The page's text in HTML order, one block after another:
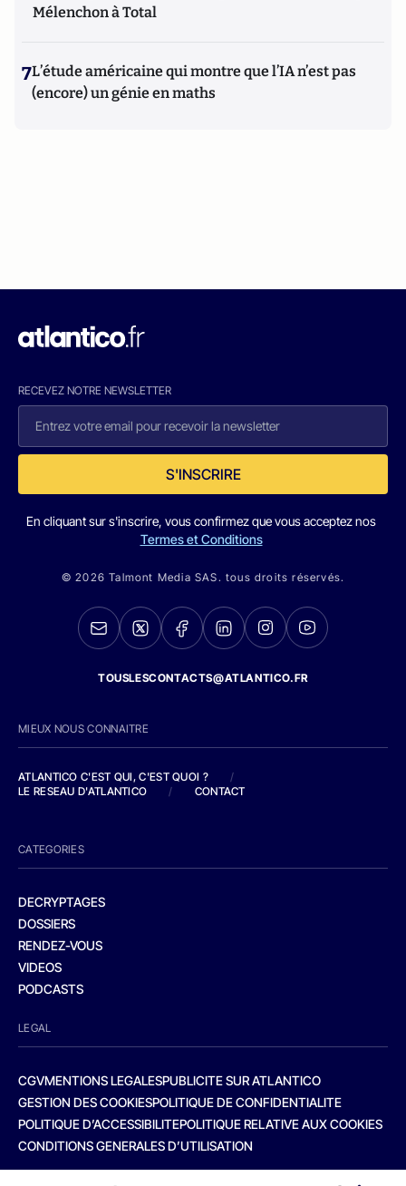
Mélenchon à Total
7L’étude américaine qui montre que l’IA n’est pas
(encore) un génie en maths
RECEVEZ NOTRE NEWSLETTER
S'INSCRIRE
En cliquant sur s'inscrire, vous confirmez que vous acceptez nos
Termes et Conditions
© 2026 Talmont Media SAS. tous droits réservés.
TOUSLESCONTACTS@ATLANTICO.FR
MIEUX NOUS CONNAITRE
ATLANTICO C'EST QUI, C'EST QUOI ?
/
LE RESEAU D'ATLANTICO
/ CONTACT
CATEGORIES
DECRYPTAGES
DOSSIERS
RENDEZ-VOUS
VIDEOS
PODCASTS
LEGAL
CGVMENTIONS LEGALESPUBLICITE SUR ATLANTICO
GESTION DES COOKIESPOLITIQUE DE CONFIDENTIALITE
POLITIQUE D’ACCESSIBILITEPOLITIQUE RELATIVE AUX COOKIES
CONDITIONS GENERALES D’UTILISATION